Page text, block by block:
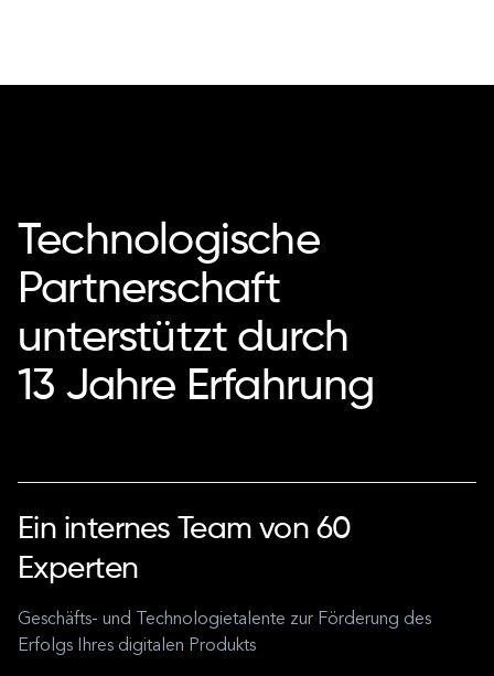
Technologische
Partnerschaft
unterstützt durch
13 Jahre Erfahrung
Ein internes Team von 60
Experten
Geschäfts- und Technologietalente zur Förderung des
Erfolgs Ihres digitalen Produkts